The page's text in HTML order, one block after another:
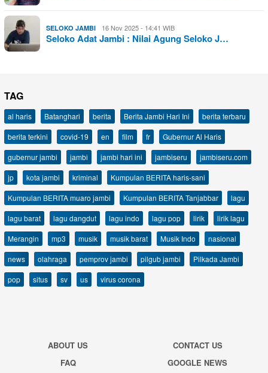
SELOKO JAMBI 16 Nov 2025 - 14:41 WIB
Seloko Adat Jambi : Nilai Agung Seloko J…
TAG
al haris Batanghari berita Berita Jambi Hari Ini
berita terbaru
berita terkini
covid-19 en film fr
Gubernur Al Haris
gubernur jambi
jambi jambi hari ini jambiseru
jambiseru.com
jp
kota jambi kriminal
Kumpulan BERITA haris-sani
Kumpulan BERITA muaro jambi
Kumpulan BERITA Tanjabbar
lagu
lagu barat
lagu dangdut lagu indo lagu pop lirik
lirik lagu
Merangin
mp3 musik musik barat Musik Indo
nasional
news
olahraga pemprov jambi pilgub jambi
Pilkada Jambi
pop
situs sv us virus corona
ABOUT US
CONTACT US
FAQ
GOOGLE NEWS